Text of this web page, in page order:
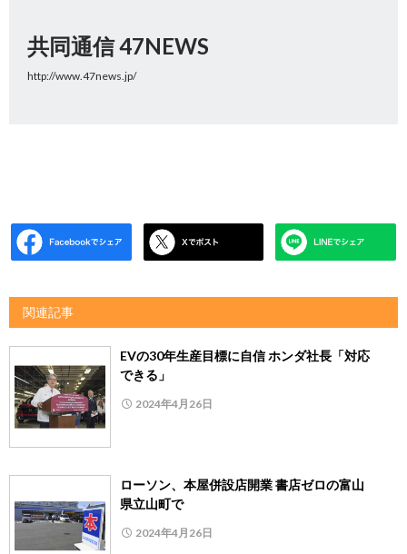
共同通信 47NEWS
http://www.47news.jp/
関連記事
EVの30年生産目標に自信 ホンダ社長「対応
できる」
2024年4月26日
ローソン、本屋併設店開業 書店ゼロの富山
県立山町で
2024年4月26日